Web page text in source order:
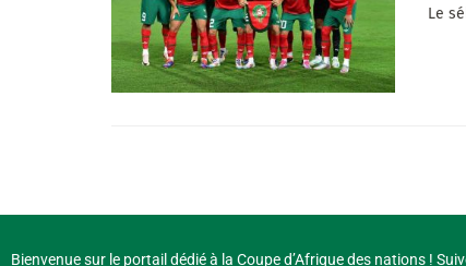
Le
Bienvenue sur le portail dédié à la Coupe d’Afrique des nations !